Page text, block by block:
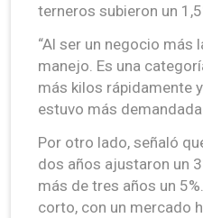
terneros subieron un
“Al ser un negocio más
manejo. Es una
más kilos rápidamente
estuvo más
Por otro lado, señaló
dos años ajustaron un
más de tres años un
corto, con un mercado